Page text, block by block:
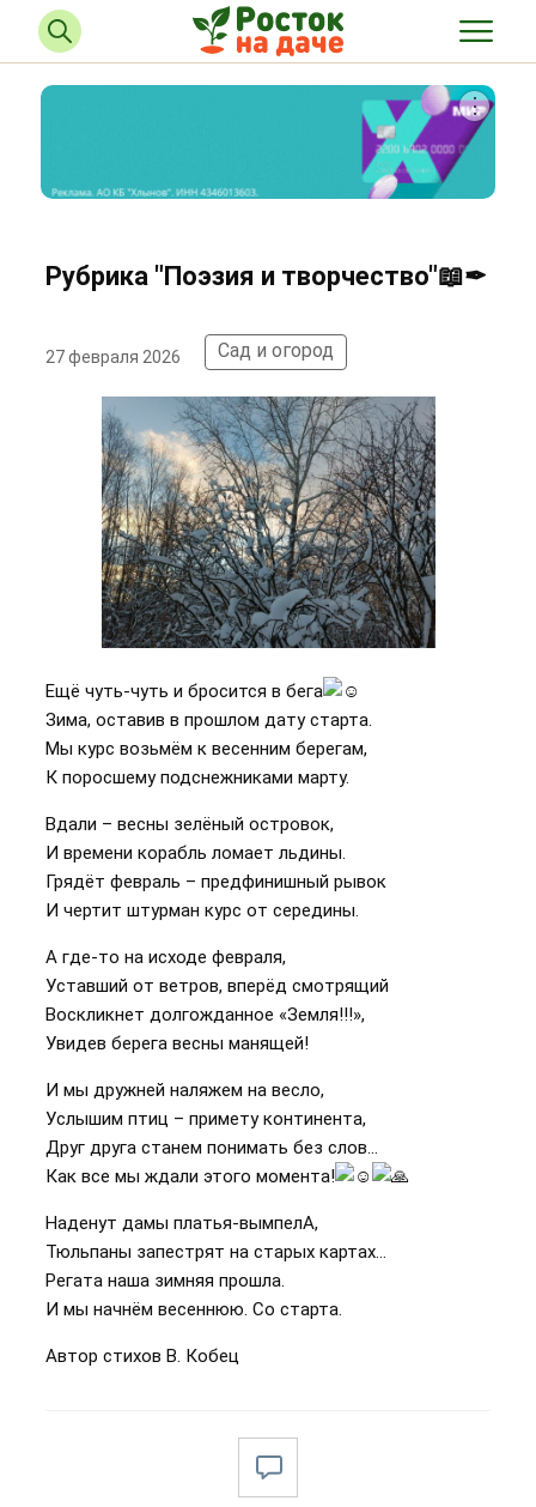
Рубрика "Поэзия и творчество"📖✒
27 февраля 2026 Сад и огород
Ещё чуть-чуть и бросится в бега
Зима, оставив в прошлом дату старта.
Мы курс возьмём к весенним берегам,
К поросшему подснежниками марту.
Вдали – весны зелёный островок,
И времени корабль ломает льдины.
Грядёт февраль – предфинишный рывок
И чертит штурман курс от середины.
А где-то на исходе февраля,
Уставший от ветров, вперёд смотрящий
Воскликнет долгожданное «Земля!!!»,
Увидев берега весны манящей!
И мы дружней наляжем на весло,
Услышим птиц – примету континента,
Друг друга станем понимать без слов…
Как все мы ждали этого момента!
Наденут дамы платья-вымпелА,
Тюльпаны запестрят на старых картах…
Регата наша зимняя прошла.
И мы начнём весеннюю. Со старта.
Автор стихов В. Кобец